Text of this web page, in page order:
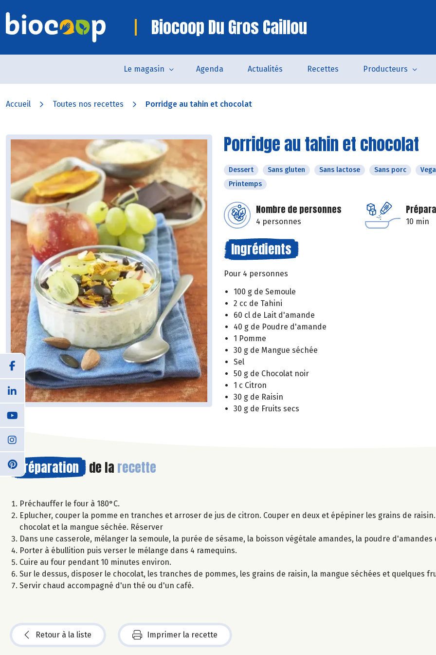
Biocoop Du Gros Caillou
Le magasin Agenda Actualités Recettes Producteurs
Accueil Toutes nos recettes Porridge au tahin et chocolat
Porridge au tahin et chocolat
Dessert Sans gluten Sans lactose Sans porc
Printemps
Nombre de personnes
4 personnes 10 min
Ingrédients
Pour 4 personnes
100 g de Semoule
2 cc de Tahini
60 cl de Lait d'amande
40 g de Poudre d'amande
1 Pomme
30 g de Mangue séchée
Sel
50 g de Chocolat noir
1 c Citron
30 g de Raisin
30 g de Fruits secs
Préparation de la recette
Préchauffer le four à 180°C.
Eplucher, couper la pomme en tranches et arroser de jus de citron. Couper en deux et épépiner les grains de raisin.
chocolat et la mangue séchée. Réserver
Dans une casserole, mélanger la semoule, la purée de sésame, la boisson végétale amandes, la poudre d'amandes
Porter à ébullition puis verser le mélange dans 4 ramequins.
Cuire au four pendant 10 minutes environ.
Sur le dessus, disposer le chocolat, les tranches de pommes, les grains de raisin, la mangue séchées et quelques
Servir chaud accompagné d'un thé ou d'un café.
Retour à la liste Imprimer la recette